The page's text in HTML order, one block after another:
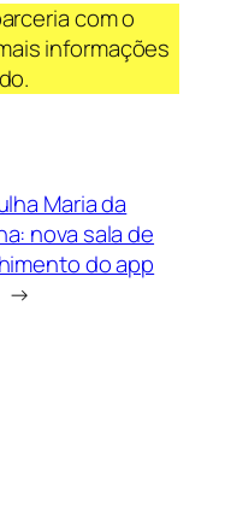
com o
informações
Maria da
nova sala de
do app
→